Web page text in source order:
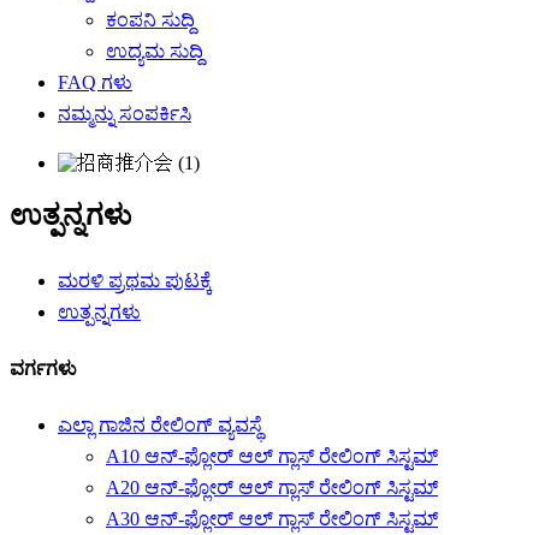
ಕಂಪನಿ ಸುದ್ದಿ
ಉದ್ಯಮ ಸುದ್ದಿ
FAQ ಗಳು
ನಮ್ಮನ್ನು ಸಂಪರ್ಕಿಸಿ
ಉತ್ಪನ್ನಗಳು
ಮರಳಿ ಪ್ರಥಮ ಪುಟಕ್ಕೆ
ಉತ್ಪನ್ನಗಳು
ವರ್ಗಗಳು
ಎಲ್ಲಾ ಗಾಜಿನ ರೇಲಿಂಗ್ ವ್ಯವಸ್ಥೆ
A10 ಆನ್-ಫ್ಲೋರ್ ಆಲ್ ಗ್ಲಾಸ್ ರೇಲಿಂಗ್ ಸಿಸ್ಟಮ್
A20 ಆನ್-ಫ್ಲೋರ್ ಆಲ್ ಗ್ಲಾಸ್ ರೇಲಿಂಗ್ ಸಿಸ್ಟಮ್
A30 ಆನ್-ಫ್ಲೋರ್ ಆಲ್ ಗ್ಲಾಸ್ ರೇಲಿಂಗ್ ಸಿಸ್ಟಮ್